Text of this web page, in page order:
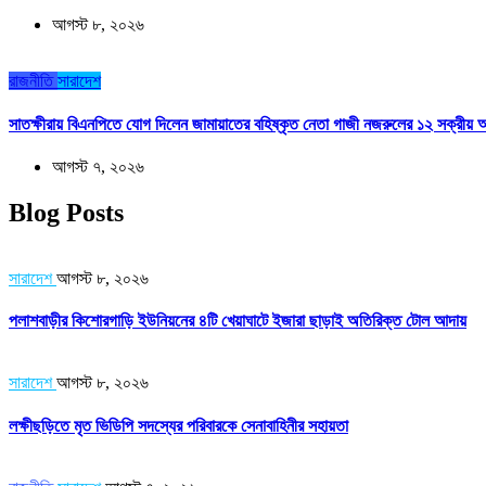
আগস্ট ৮, ২০২৬
রাজনীতি সারাদেশ
সাতক্ষীরায় বিএনপিতে যোগ দিলেন জামায়াতের বহিষ্কৃত নেতা গাজী নজরুলের ১২ সক্রীয়
আগস্ট ৭, ২০২৬
Blog Posts
সারাদেশ আগস্ট ৮, ২০২৬
পলাশবাড়ীর কিশোরগাড়ি ইউনিয়নের ৪টি খেয়াঘাটে ইজারা ছাড়াই অতিরিক্ত টোল আদায়
সারাদেশ আগস্ট ৮, ২০২৬
লক্ষীছড়িতে মৃত ভিডিপি সদস্যের পরিবারকে সেনাবাহিনীর সহায়তা